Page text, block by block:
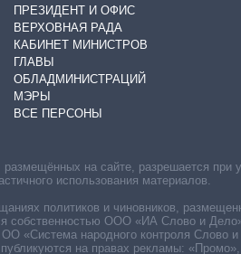
ПРЕЗИДЕНТ И ОФИС
ВЕРХОВНАЯ РАДА
КАБИНЕТ МИНИСТРОВ
ГЛАВЫ
ОБЛАДМИНИСТРАЦИЙ
МЭРЫ
ВСЕ ПЕРСОНЫ
на сайте, разрешается при
использования материалов.
политиков и чиновников,
ООО «ИА Слово и
«Система народного контроля Слово и
на правах рекламы: